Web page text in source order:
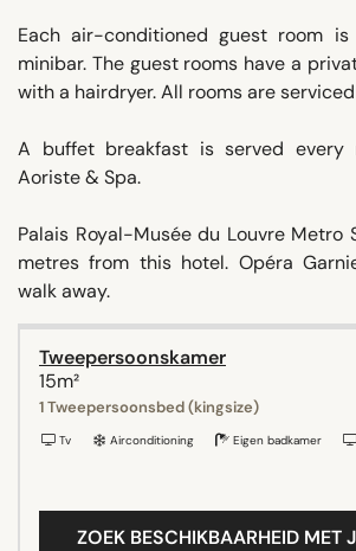
Each air-conditioned guest room
minibar. The guest rooms have a
with a hairdryer. All rooms are
A buffet breakfast is served every
Aoriste & Spa.
Palais Royal-Musée du Louvre
metres from this hotel. Opéra
walk away.
Tweepersoonskamer
15m²
1 Tweepersoonsbed (kingsize)
Tv Airconditioning Eigen badkamer
ZOEK BESCHIKBAARHEID MET